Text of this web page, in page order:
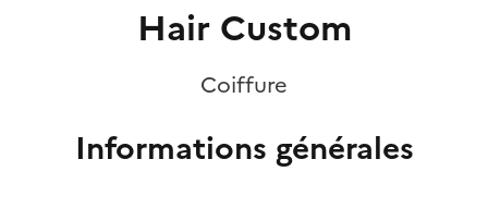
Hair Custom
Coiffure
Informations générales